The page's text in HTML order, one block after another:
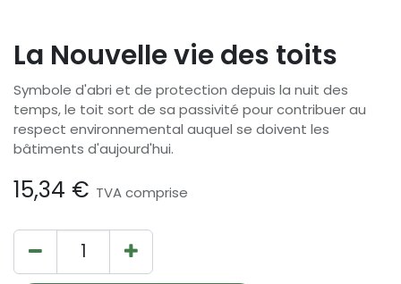
La Nouvelle vie des toits
Symbole d'abri et de protection depuis la nuit des
temps, le toit sort de sa passivité pour contribuer au
respect environnemental auquel se doivent les
bâtiments d'aujourd'hui.
15,34 € TVA comprise